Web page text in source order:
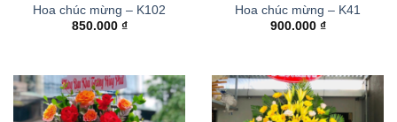
Hoa chúc mừng – K102
850.000 ₫
Hoa chúc mừng – K41
900.000 ₫